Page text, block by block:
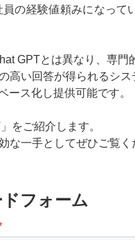
の経験値頼みになって
GPTとは異なり、専門
い回答が得られるシス
ース化し提供可能です。
をご紹介します。
な一手としてぜひご覧く
フォーム